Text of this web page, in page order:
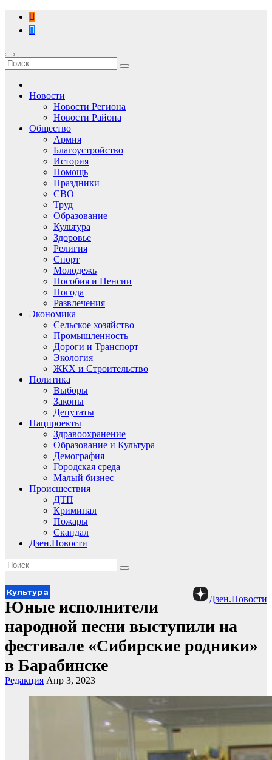
Перейти
содержимому
Новости
Новости Региона
Новости Района
Общество
Армия
Благоустройство
История
Помощь
Праздники
СВО
Труд
Образование
Культура
Здоровье
Религия
Спорт
Молодежь
Пособия и Пенсии
Погода
Развлечения
Экономика
Сельское хозяйство
Промышленность
Дороги и Транспорт
Экология
ЖКХ и Строительство
Политика
Выборы
Законы
Депутаты
Нацпроекты
Здравоохранение
Образование и Культура
Демография
Городская среда
Малый бизнес
Происшествия
ДТП
Криминал
Пожары
Скандал
Дзен.Новости
Дзен.Новости
Культура
Юные исполнители
народной песни выступили на
фестивале «Сибирские родники»
в Барабинске
Редакция Апр 3, 2023